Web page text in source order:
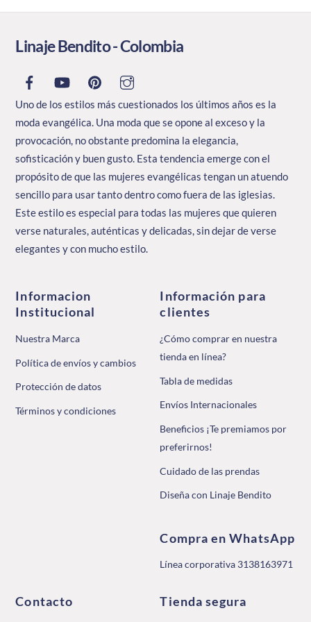
en
página
de
producto
Linaje Bendito - Colombia
Uno de los estilos más cuestionados los últimos años es la
moda evangélica. Una moda que se opone al exceso y la
provocación, no obstante predomina la elegancia,
sofisticación y buen gusto. Esta tendencia emerge con el
propósito de que las mujeres evangélicas tengan un atuendo
sencillo para usar tanto dentro como fuera de las iglesias.
Este estilo es especial para todas las mujeres que quieren
verse naturales, auténticas y delicadas, sin dejar de verse
elegantes y con mucho estilo.
Informacion
Institucional
Nuestra Marca
Política de envíos y cambios
Protección de datos
Términos y condiciones
Información para
clientes
¿Cómo comprar en nuestra
tienda en línea?
Tabla de medidas
Envíos Internacionales
Beneficios ¡Te premiamos por
preferirnos!
Cuidado de las prendas
Diseña con Linaje Bendito
Compra en WhatsApp
Línea corporativa 3138163971
Contacto Tienda segura